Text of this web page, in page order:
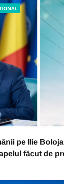
pe Ilie
făcut de